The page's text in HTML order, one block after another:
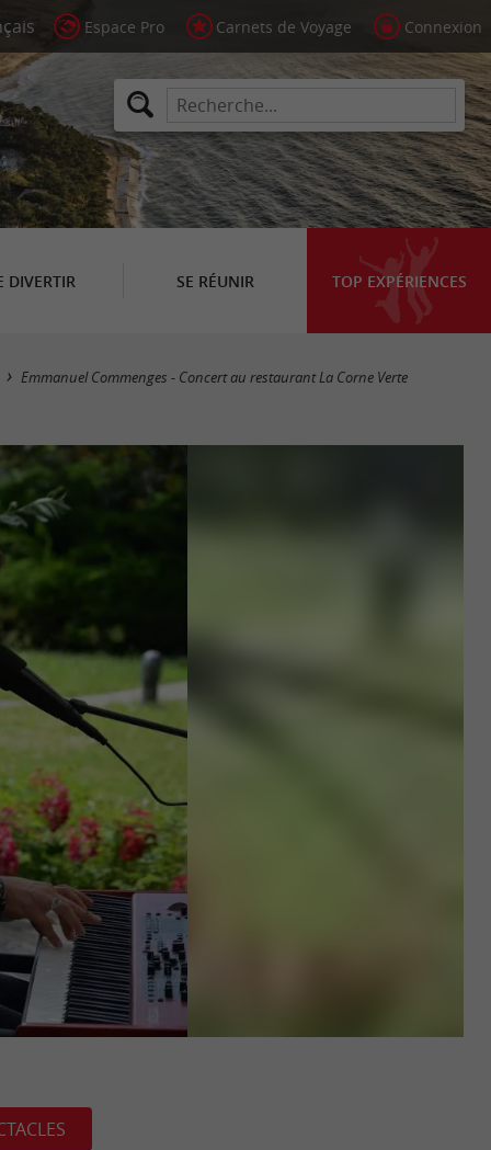
Espace Pro Carnets de Voyage Connexion
DIVERTIR SE RÉUNIR TOP EXPÉRIENCES
Emmanuel Commenges - Concert au restaurant La Corne Verte